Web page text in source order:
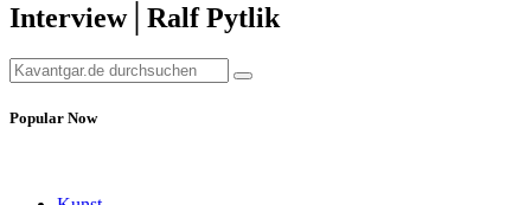
Interview│Ralf Pytlik
Popular Now